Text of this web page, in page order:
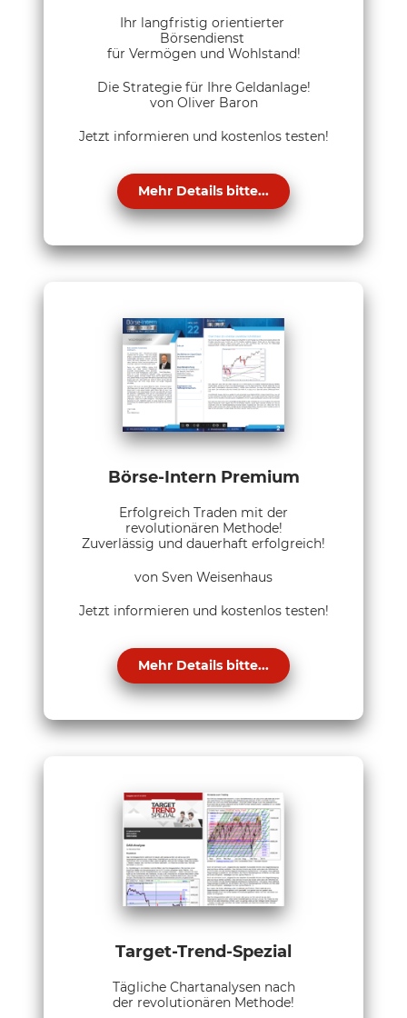
Ihr langfristig orientierter
Börsendienst
für Vermögen und Wohlstand!
Die Strategie für Ihre Geldanlage!
von Oliver Baron
Jetzt informieren und kostenlos testen!
Mehr Details bitte...
Börse-Intern Premium
Erfolgreich Traden mit der
revolutionären Methode!
Zuverlässig und dauerhaft erfolgreich!
von Sven Weisenhaus
Jetzt informieren und kostenlos testen!
Mehr Details bitte...
Target-Trend-Spezial
Tägliche Chartanalysen nach
der revolutionären Methode!